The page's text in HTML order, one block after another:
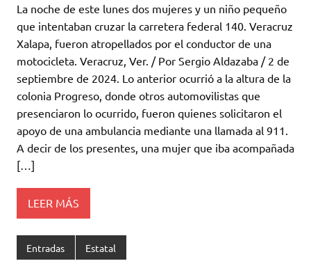
La noche de este lunes dos mujeres y un niño pequeño
que intentaban cruzar la carretera federal 140. Veracruz
Xalapa, fueron atropellados por el conductor de una
motocicleta. Veracruz, Ver. / Por Sergio Aldazaba / 2 de
septiembre de 2024. Lo anterior ocurrió a la altura de la
colonia Progreso, donde otros automovilistas que
presenciaron lo ocurrido, fueron quienes solicitaron el
apoyo de una ambulancia mediante una llamada al 911.
A decir de los presentes, una mujer que iba acompañada
[…]
LEER MÁS
Entradas Estatal